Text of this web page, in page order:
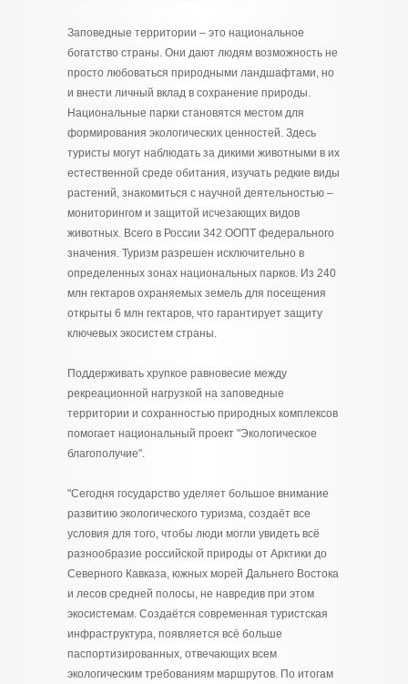
Заповедные территории – это национальное
богатство страны. Они дают людям возможность не
просто любоваться природными ландшафтами, но
и внести личный вклад в сохранение природы.
Национальные парки становятся местом для
формирования экологических ценностей. Здесь
туристы могут наблюдать за дикими животными в их
естественной среде обитания, изучать редкие виды
растений, знакомиться с научной деятельностью –
мониторингом и защитой исчезающих видов
животных. Всего в России 342 ООПТ федерального
значения. Туризм разрешен исключительно в
определенных зонах национальных парков. Из 240
млн гектаров охраняемых земель для посещения
открыты 6 млн гектаров, что гарантирует защиту
ключевых экосистем страны.
Поддерживать хрупкое равновесие между
рекреационной нагрузкой на заповедные
территории и сохранностью природных комплексов
помогает национальный проект "Экологическое
благополучие".
"Сегодня государство уделяет большое внимание
развитию экологического туризма, создаёт все
условия для того, чтобы люди могли увидеть всё
разнообразие российской природы от Арктики до
Северного Кавказа, южных морей Дальнего Востока
и лесов средней полосы, не навредив при этом
экосистемам. Создаётся современная туристская
инфраструктура, появляется всё больше
паспортизированных, отвечающих всем
экологическим требованиям маршрутов. По итогам